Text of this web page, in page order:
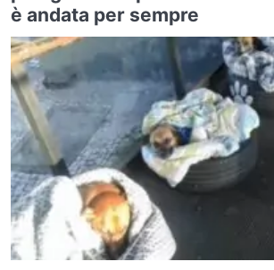
è andata per sempre